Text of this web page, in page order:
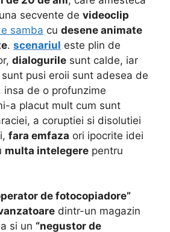
secvente de videoclip
samba cu desene animate
. scenariul este plin de
dialogurile sunt calde, iar
pusi eroii sunt adesea de
insa de o profunzime
a placut mult cum sunt
a coruptiei si disolutiei
fara emfaza ori ipocrite idei
multa intelegere pentru
de fotocopiadore”
dintr-un magazin
si un “negustor de